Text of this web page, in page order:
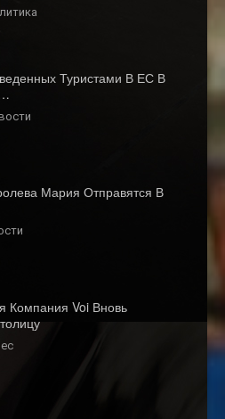
Туристами В ЕС В
Мария Отправятся В
Компания Voi Вновь